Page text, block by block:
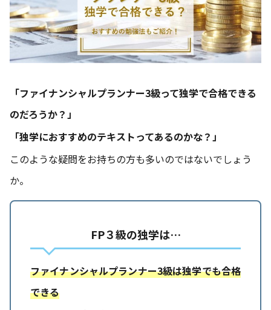
「ファイナンシャルプランナー3級って独学で合格できる
のだろうか？」
「独学におすすめのテキストってあるのかな？」
このような疑問をお持ちの方も多いのではないでしょう
か。
FP３級の独学は…
ファイナンシャルプランナー3級は独学でも合格
できる